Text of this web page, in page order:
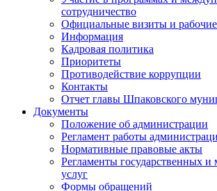
сотрудничество
Официальные визиты и рабочие
Информация
Кадровая политика
Приоритеты
Противодействие коррупции
Контакты
Отчет главы Шпаковского
Документы
Положение об администрации
Регламент работы
Нормативные правовые акты
Регламенты государственных
услуг
Формы обращений